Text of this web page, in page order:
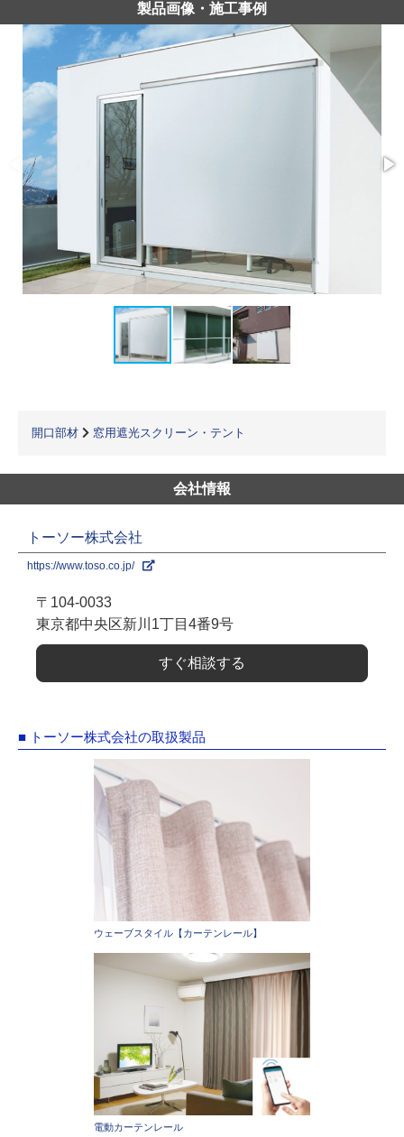
製品画像・施工事例
開口部材 窓用遮光スクリーン・テント
会社情報
トーソー株式会社
https://www.toso.co.jp/
〒104-0033
東京都中央区新川1丁目4番9号
すぐ相談する
■ トーソー株式会社の取扱製品
ウェーブスタイル【カーテンレール】
電動カーテンレール